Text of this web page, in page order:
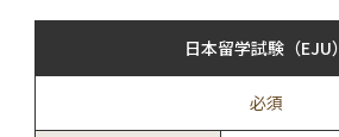
日本留学試験（EJU）
必須